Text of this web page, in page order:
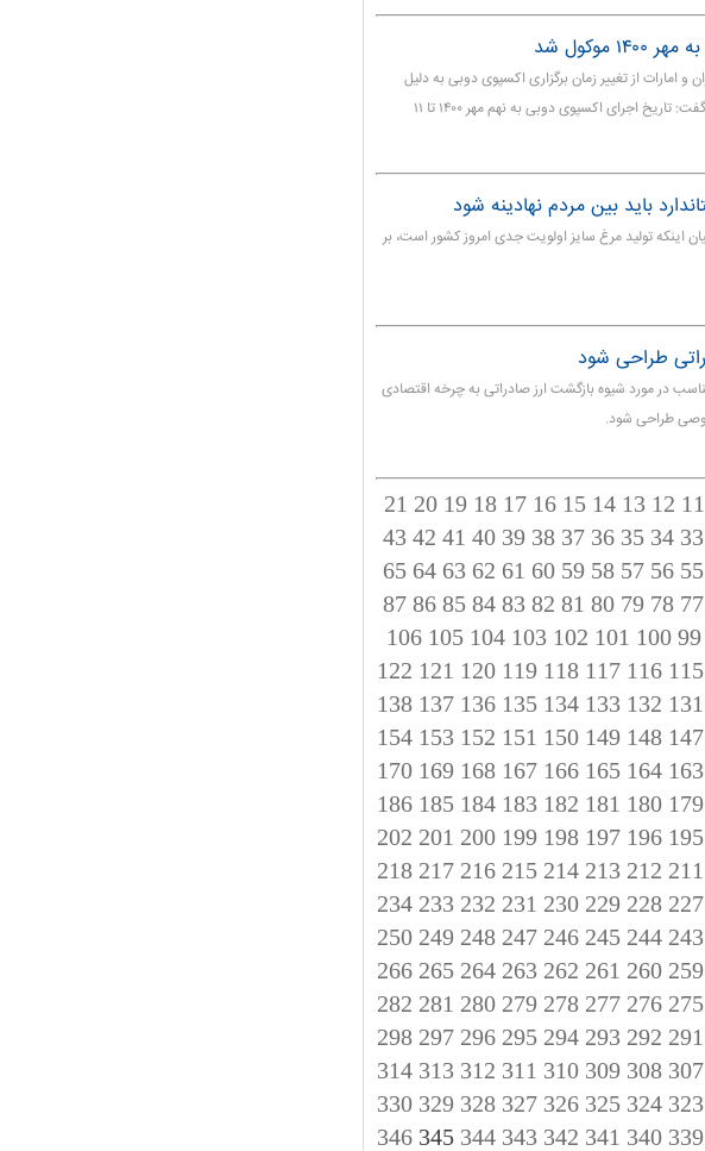
موکول شد
و امارات از تغییر زمان برگزاری اکسپوی دوبی به دلیل
شیوع ویروس کرونا خبر داد و گفت: تاریخ اجرای اکسپوی دوبی به نهم مهر ۱۴۰۰ تا ۱۱
باید بین مردم نهادینه شود
اینکه تولید مرغ سایز اولویت جدی امروز کشور است، بر
طراحی شود
در مورد شیوه بازگشت ارز صادراتی به چرخه اقتصادی
طراحی شود.
11
12
13
14
15
16
17
18
19
20
21
33
34
35
36
37
38
39
40
41
42
43
55
56
57
58
59
60
61
62
63
64
65
77
78
79
80
81
82
83
84
85
86
87
99
100
101
102
103
104
105
106
115
116
117
118
119
120
121
122
131
132
133
134
135
136
137
138
147
148
149
150
151
152
153
154
163
164
165
166
167
168
169
170
179
180
181
182
183
184
185
186
195
196
197
198
199
200
201
202
211
212
213
214
215
216
217
218
227
228
229
230
231
232
233
234
243
244
245
246
247
248
249
250
259
260
261
262
263
264
265
266
275
276
277
278
279
280
281
282
291
292
293
294
295
296
297
298
307
308
309
310
311
312
313
314
323
324
325
326
327
328
329
330
339
340
341
342
343
344
346